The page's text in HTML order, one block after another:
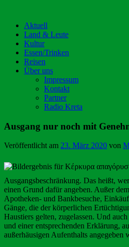
Aktuell
Land & Leute
Kultur
Essen/Trinken
Reisen
Über uns
Impressum
Kontakt
Partner
Radio Kreta
Ausgang nur noch mit
Veröffentlicht am 23. März 2020 von
Ausgangsbeschränkung. Das heißt,
einen Grund dafür angeben. Außer
Apotheken- und Bankbesuche,
Gänge, die der körperlichen
Haustiers gelten, zugelassen. Und
und einer entsprechenden Erklärung,
außerhäusigen Aufenthalts angegeben